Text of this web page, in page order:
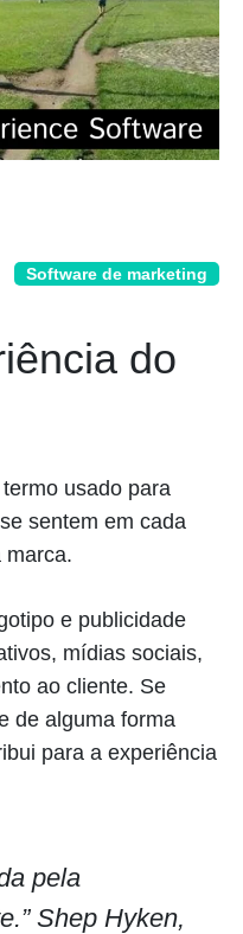
Software de marketing
do
usado para
sentem em cada
marca.
e publicidade
mídias sociais,
ao cliente. Se
de alguma forma
para a experiência
pela
Shep Hyken,